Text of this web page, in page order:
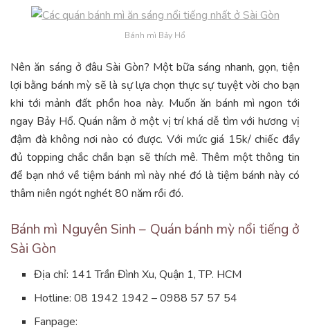
Bánh mì Bảy Hổ
Nên ăn sáng ở đâu Sài Gòn? Một bữa sáng nhanh, gọn, tiện
lợi bằng bánh mỳ sẽ là sự lựa chọn thực sự tuyệt vời cho bạn
khi tới mảnh đất phồn hoa này. Muốn ăn bánh mì ngon tới
ngay Bảy Hổ. Quán nằm ở một vị trí khá dễ tìm với hương vị
đậm đà không nơi nào có được. Với mức giá 15k/ chiếc đầy
đủ topping chắc chắn bạn sẽ thích mê. Thêm một thông tin
để bạn nhớ về tiệm bánh mì này nhé đó là tiệm bánh này có
thâm niên ngót nghét 80 năm rồi đó.
Bánh mì Nguyên Sinh – Quán bánh mỳ nổi tiếng ở
Sài Gòn
Địa chỉ: 141 Trần Đình Xu, Quận 1, TP. HCM
Hotline: 08 1942 1942 – 0988 57 57 54
Fanpage: